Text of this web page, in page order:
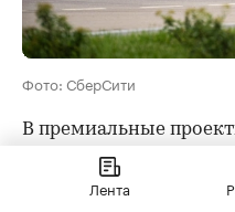
Фото: СберСити
В премиальные
только из-за ставки.
разбирают быстро:
Лента